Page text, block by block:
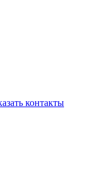
контакты